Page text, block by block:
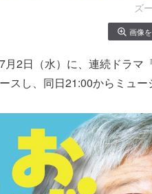
ズ
画像
月2日（水）に、連続ドラマ
スし、同日21:00からミュ